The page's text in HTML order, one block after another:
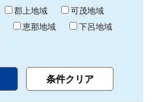
郡上地域
可茂地域
恵那地域
下呂地域